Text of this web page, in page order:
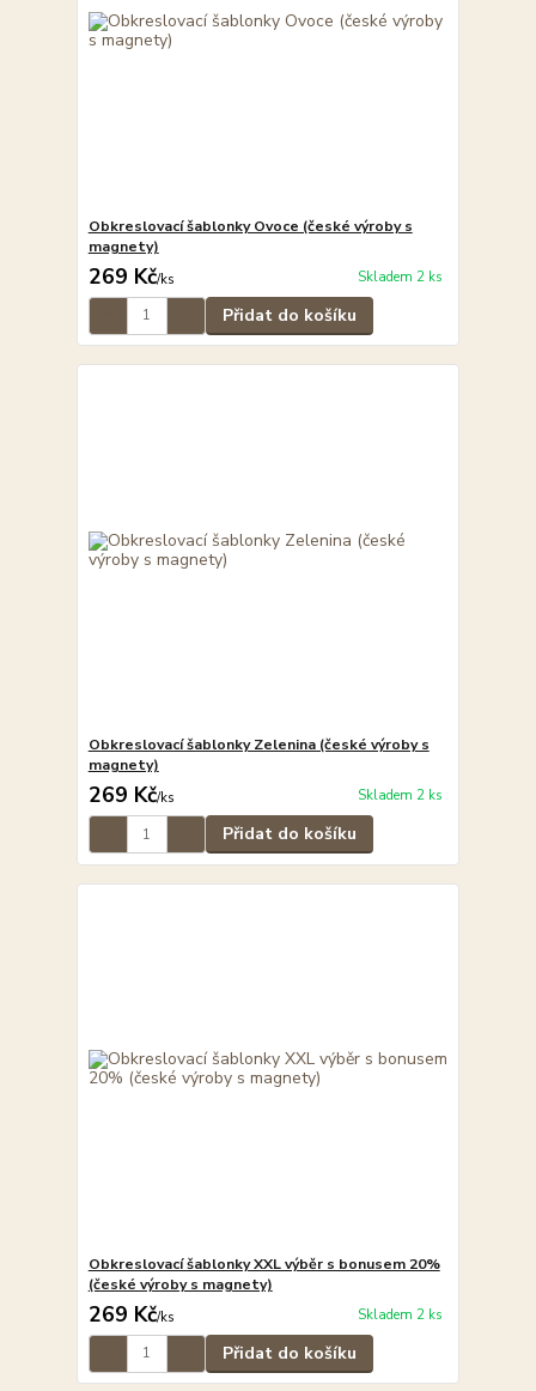
Obkreslovací šablonky Ovoce (české výroby s
magnety)
269 Kč/ks Skladem 2 ks
Přidat do košíku
Obkreslovací šablonky Zelenina (české výroby s
magnety)
269 Kč/ks Skladem 2 ks
Přidat do košíku
Obkreslovací šablonky XXL výběr s bonusem 20%
(české výroby s magnety)
269 Kč/ks Skladem 2 ks
Přidat do košíku